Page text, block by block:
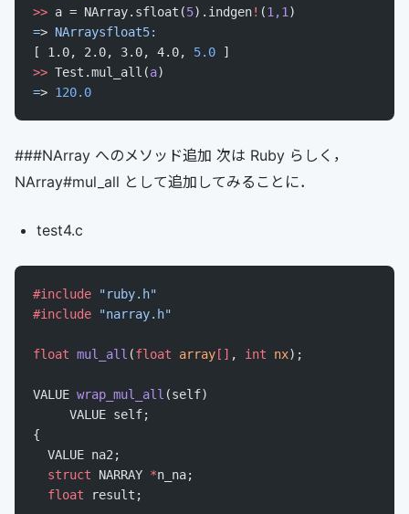
>> a = NArray.sfloat(5).indgen! (1,1 )
=> NArraysfloat5:
[ 1.0, 2.0, 3.0, 4.0, 5.0 ]
>> Test.mul_all(a)
=> 120.0
###NArray へのメソッド追加 次は Ruby らしく，
NArray#mul_all として追加してみることに．
test4.c
#include "ruby.h"
#include "narray.h"
float mul_all (float array [] , int nx);
VALUE wrap_mul_all (self)
     VALUE self;
{
  VALUE na2;
  struct
NARRAY *n_na;
  float
result;